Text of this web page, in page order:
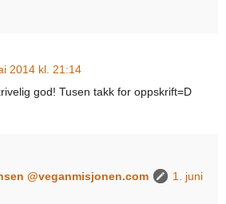
2014 kl. 21:14
god! Tusen takk for oppskrift=D
@veganmisjonen.com
1. juni